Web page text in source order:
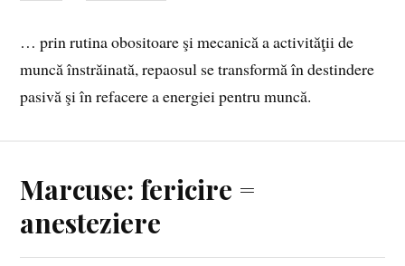
… prin rutina obositoare şi mecanică a activităţii de
muncă înstrăinată, repaosul se transformă în destindere
pasivă şi în refacere a energiei pentru muncă.
Marcuse: fericire =
anesteziere